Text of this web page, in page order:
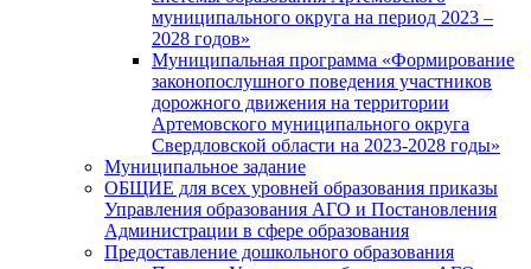
муниципального округа на период 2023 –
2028 годов»
Муниципальная программа «Формирование
законопослушного поведения участников
дорожного движения на территории
Артемовского муниципального округа
Свердловской области на 2023-2028 годы»
Муниципальное задание
ОБЩИЕ для всех уровней образования приказы
Управления образования АГО и Постановления
Администрации в сфере образования
Предоставление дошкольного образования